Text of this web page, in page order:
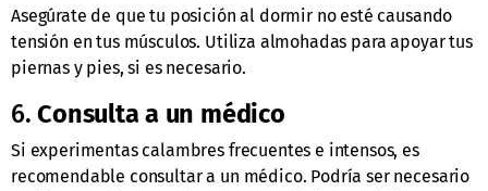
Asegúrate de que tu posición al dormir no esté causando
tensión en tus músculos. Utiliza almohadas para apoyar tus
piernas y pies, si es necesario.
6.Consulta a un médico
Si experimentas calambres frecuentes e intensos, es
recomendable consultar a un médico. Podría ser necesario